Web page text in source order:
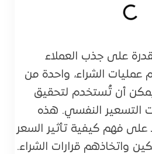
على جذب العملاء
الشراء، واحدة من
أن تُستخدم لتحقيق
النفسي. هذه
فهم كيفية تأثير السعر
واتخاذهم قرارات الشراء.